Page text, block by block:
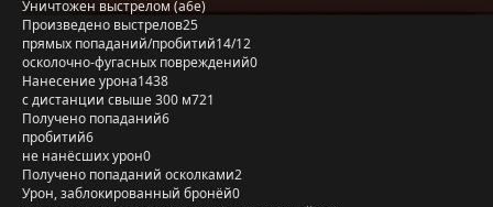
Уничтожен выстрелом (a6e)
Произведено выстрелов25
прямых попаданий/пробитий14/12
осколочно-фугасных повреждений0
Нанесение урона1438
с дистанции свыше 300 м721
Получено попаданий6
пробитий6
не нанёсших урон0
Получено попаданий осколками2
Урон, заблокированный бронёй0